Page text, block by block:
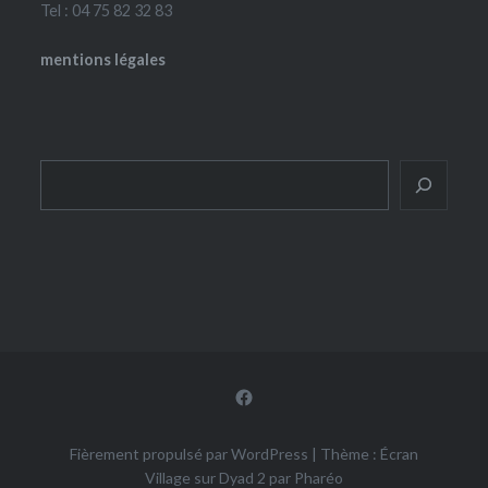
Tel : 04 75 82 32 83
mentions légales
Facebook
Fièrement propulsé par WordPress | Thème : Écran
Village sur Dyad 2 par Pharéo